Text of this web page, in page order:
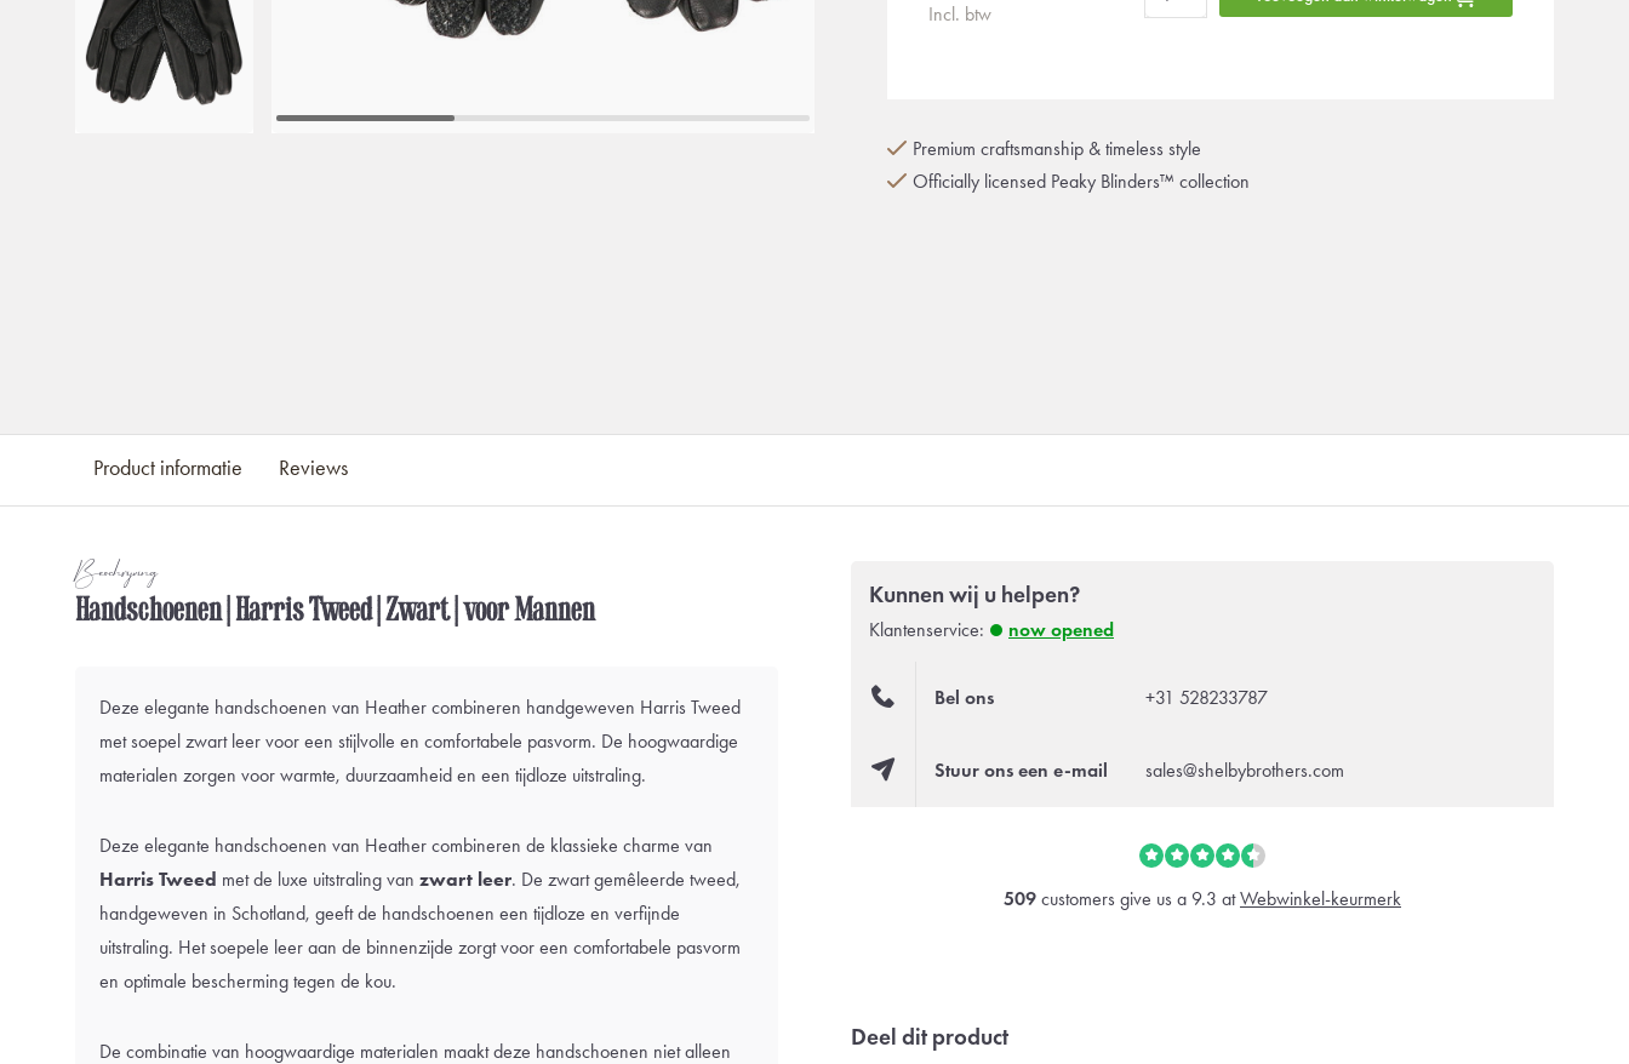
Incl. btw
Premium craftsmanship & timeless style
Officially licensed Peaky Blinders™ collection
Product informatie Reviews
Beschrijving
Handschoenen | Harris Tweed | Zwart | voor Mannen
Deze elegante handschoenen van Heather combineren handgeweven Harris Tweed
met soepel zwart leer voor een stijlvolle en comfortabele pasvorm. De hoogwaardige
materialen zorgen voor warmte, duurzaamheid en een tijdloze uitstraling.
Deze elegante handschoenen van Heather combineren de klassieke charme van
Harris Tweed met de luxe uitstraling van zwart leer. De zwart gemêleerde tweed,
handgeweven in Schotland, geeft de handschoenen een tijdloze en verfijnde
uitstraling. Het soepele leer aan de binnenzijde zorgt voor een comfortabele pasvorm
en optimale bescherming tegen de kou.
De combinatie van hoogwaardige materialen maakt deze handschoenen niet alleen
Kunnen wij u helpen?
Klantenservice: now opened
Bel ons +31 528233787
Stuur ons een e-mail sales@shelbybrothers.com
509 customers give us a 9.3 atWebwinkel-keurmerk
Deel dit product